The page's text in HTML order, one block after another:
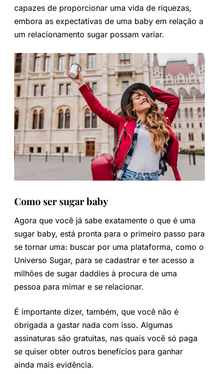
capazes de proporcionar uma vida de riquezas,
embora as expectativas de uma baby em relação a
um relacionamento sugar possam variar.
Como ser sugar baby
Agora que você já sabe exatamente o que é uma
sugar baby, está pronta para o primeiro passo para
se tornar uma: buscar por uma plataforma, como o
Universo Sugar, para se cadastrar e ter acesso a
milhões de sugar daddies à procura de uma
pessoa para mimar e se relacionar.
É importante dizer, também, que você não é
obrigada a gastar nada com isso. Algumas
assinaturas são gratuitas, nas quais você só paga
se quiser obter outros benefícios para ganhar
ainda mais evidência.